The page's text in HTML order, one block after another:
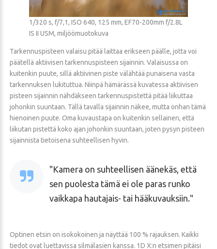
1/320 s, f/7,1, ISO 640, 125 mm, EF70-200mm f/2.8L
IS II USM, miljöömuotokuva
Tarkennuspisteen valaisu pitää laittaa erikseen päälle, jotta voi
päätellä aktiivisen tarkennuspisteen sijainnin. Valaisussa on
kuitenkin puute, sillä aktiivinen piste välähtää punaisena vasta
tarkennuksen lukituttua. Niinpä hämärässä kuvatessa aktiivisen
pisteen sijainnin nähdäkseen tarkennuspistettä pitää liikuttaa
johonkin suuntaan. Tällä tavalla sijainnin näkee, mutta onhan tämä
hienoinen puute. Oma kuvaustapa on kuitenkin sellainen, että
liikutan pistettä koko ajan johonkin suuntaan, joten pysyn pisteen
sijainnista tietoisena suhteellisen hyvin.
Kamera on suhteellisen äänekäs, että
sen puolesta tämä ei ole paras runko
vaikkapa hautajais- tai hääkuvauksiin.
Optinen etsin on isokokoinen ja näyttää 100 % rajauksen. Kaikki
tiedot ovat luettavissa silmälasien kanssa. 1D X:n etsimen pitäisi